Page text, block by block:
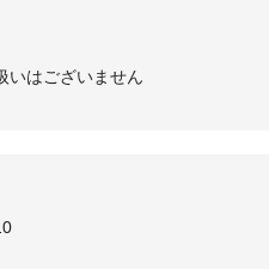
いはございません